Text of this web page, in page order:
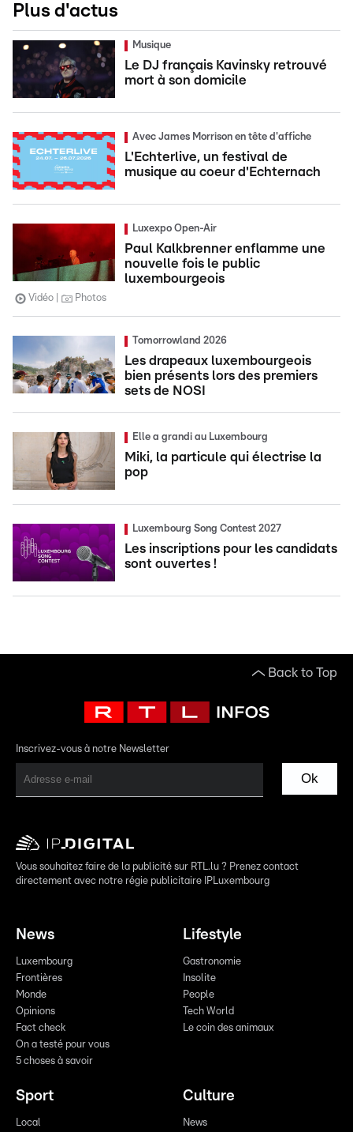
Plus d'actus
Musique
Le DJ français Kavinsky retrouvé
mort à son domicile
Avec James Morrison en tête d'affiche
L'Echterlive, un festival de
musique au coeur d'Echternach
Luxexpo Open-Air
Paul Kalkbrenner enflamme une
nouvelle fois le public
luxembourgeois
Vidéo Photos
Tomorrowland 2026
Les drapeaux luxembourgeois
bien présents lors des premiers
sets de NOSI
Elle a grandi au Luxembourg
Miki, la particule qui électrise la
pop
Luxembourg Song Contest 2027
Les inscriptions pour les candidats
sont ouvertes !
Back to Top
Inscrivez-vous à notre Newsletter
Ok
Vous souhaitez faire de la publicité sur RTL.lu ? Prenez contact
directement avec notre régie publicitaire IPLuxembourg
News
Luxembourg
Frontières
Monde
Opinions
Fact check
On a testé pour vous
5 choses à savoir
Lifestyle
Gastronomie
Insolite
People
Tech World
Le coin des animaux
Sport
Local
Culture
News